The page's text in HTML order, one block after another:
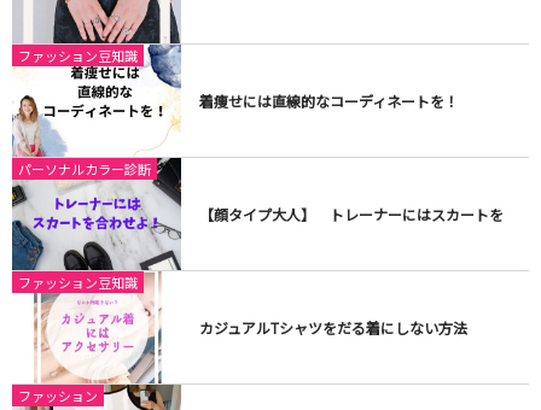
ファッション豆知識
着痩せには直線的なコーディネートを！
パーソナルカラー診断
【顔タイプ大人】 トレーナーにはスカートを
ファッション豆知識
カジュアルTシャツをだる着にしない方法
ファッション